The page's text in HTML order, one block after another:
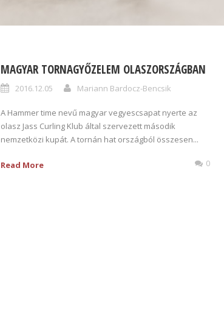
MAGYAR TORNAGYŐZELEM OLASZORSZÁGBAN
2016.12.05 Mariann Bardocz-Bencsik
A Hammer time nevű magyar vegyescsapat nyerte az
olasz Jass Curling Klub által szervezett második
nemzetközi kupát. A tornán hat országból összesen...
Read More 0